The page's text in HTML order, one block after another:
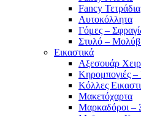
Fancy Τετράδια
Αυτοκόλλητα
Γόμες –
Στυλό –
Εικαστικά
Αξεσουάρ
Κηρομπογιές
Κόλλες
Μακετόχαρτα
Μαρκαδόροι –